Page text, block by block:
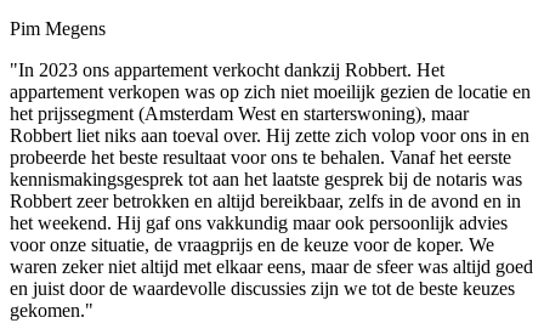
Pim Megens
"In 2023 ons appartement verkocht dankzij Robbert. Het
appartement verkopen was op zich niet moeilijk gezien de locatie en
het prijssegment (Amsterdam West en starterswoning), maar
Robbert liet niks aan toeval over. Hij zette zich volop voor ons in en
probeerde het beste resultaat voor ons te behalen. Vanaf het eerste
kennismakingsgesprek tot aan het laatste gesprek bij de notaris was
Robbert zeer betrokken en altijd bereikbaar, zelfs in de avond en in
het weekend. Hij gaf ons vakkundig maar ook persoonlijk advies
voor onze situatie, de vraagprijs en de keuze voor de koper. We
waren zeker niet altijd met elkaar eens, maar de sfeer was altijd goed
en juist door de waardevolle discussies zijn we tot de beste keuzes
gekomen."